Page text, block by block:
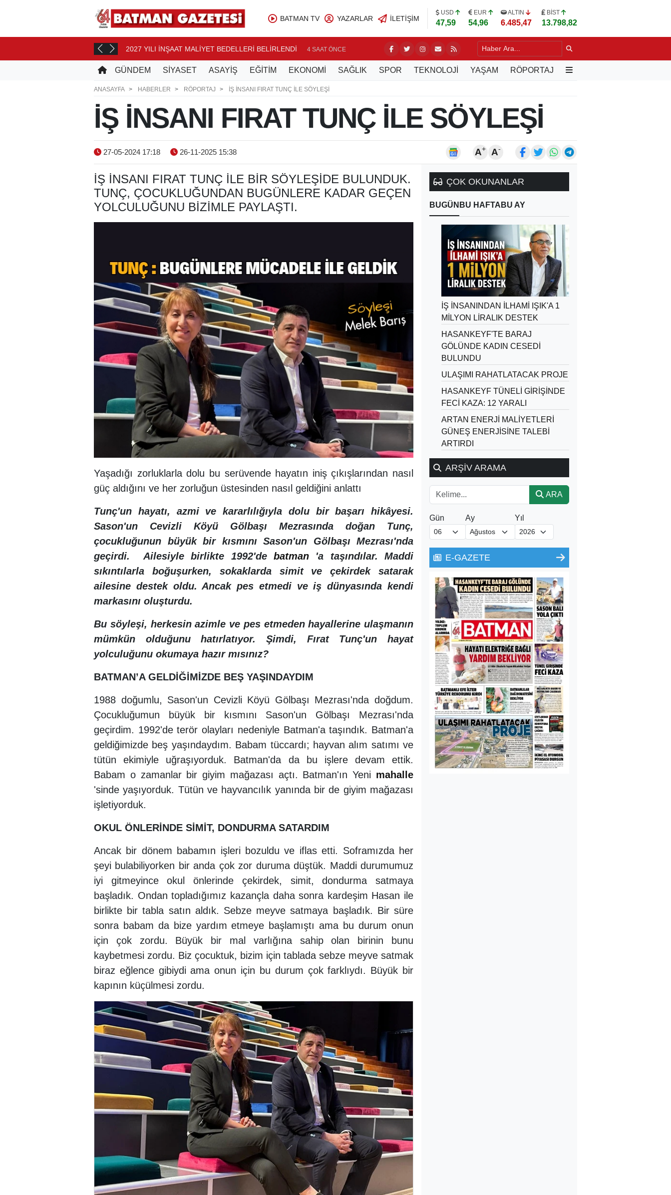
BATMAN TV YAZARLAR İLETIŞIM
USD
47,59
EUR
54,96
ALTIN
6.485,47
BİST
13.798,82
2027 YILI İNŞAAT MALİYET BEDELLERİ BELİRLENDİ 4 SAAT ÖNCE NASIROĞLU, VARŞOVA'DA TÜRK İŞ İNSANLARIYLA BULUŞTU
GÜNDEM SİYASET ASAYİŞ EĞİTİM EKONOMİ SAĞLIK SPOR TEKNOLOJİ YAŞAM RÖPORTAJ
ANASAYFA HABERLER RÖPORTAJ İŞ İNSANI FIRAT TUNÇ İLE SÖYLEŞİ
İŞ İNSANI FIRAT TUNÇ İLE SÖYLEŞİ
27-05-2024 17:18 26-11-2025 15:38 A+ A-
İŞ INSANI FIRAT TUNÇ ILE BIR SÖYLEŞIDE BULUNDUK.
TUNÇ, ÇOCUKLUĞUNDAN BUGÜNLERE KADAR GEÇEN
YOLCULUĞUNU BIZIMLE PAYLAŞTI.
Yaşadığı zorluklarla dolu bu serüvende hayatın iniş çıkışlarından nasıl
güç aldığını ve her zorluğun üstesinden nasıl geldiğini anlattı
Tunç'un hayatı, azmi ve kararlılığıyla dolu bir başarı hikâyesi.
Sason'un Cevizli Köyü Gölbaşı Mezrasında doğan Tunç,
çocukluğunun büyük bir kısmını Sason'un Gölbaşı Mezrası'nda
geçirdi. Ailesiyle birlikte 1992'de batman'a taşındılar. Maddi
sıkıntılarla boğuşurken, sokaklarda simit ve çekirdek satarak
ailesine destek oldu. Ancak pes etmedi ve iş dünyasında kendi
markasını oluşturdu.
Bu söyleşi, herkesin azimle ve pes etmeden hayallerine ulaşmanın
mümkün olduğunu hatırlatıyor. Şimdi, Fırat Tunç'un hayat
yolculuğunu okumaya hazır mısınız?
BATMAN’A GELDİĞİMİZDE BEŞ YAŞINDAYDIM
1988 doğumlu, Sason'un Cevizli Köyü Gölbaşı Mezrası'nda doğdum.
Çocukluğumun büyük bir kısmını Sason'un Gölbaşı Mezrası'nda
geçirdim. 1992'de terör olayları nedeniyle Batman'a taşındık. Batman'a
geldiğimizde beş yaşındaydım. Babam tüccardı; hayvan alım satımı ve
tütün ekimiyle uğraşıyorduk. Batman'da da bu işlere devam ettik.
Babam o zamanlar bir giyim mağazası açtı. Batman'ın Yeni mahalle
'sinde yaşıyorduk. Tütün ve hayvancılık yanında bir de giyim mağazası
işletiyorduk.
OKUL ÖNLERİNDE SİMİT, DONDURMA SATARDIM
Ancak bir dönem babamın işleri bozuldu ve iflas etti. Soframızda her
şeyi bulabiliyorken bir anda çok zor duruma düştük. Maddi durumumuz
iyi gitmeyince okul önlerinde çekirdek, simit, dondurma satmaya
başladık. Ondan topladığımız kazançla daha sonra kardeşim Hasan ile
birlikte bir tabla satın aldık. Sebze meyve satmaya başladık. Bir süre
sonra babam da bize yardım etmeye başlamıştı ama bu durum onun
için çok zordu. Büyük bir mal varlığına sahip olan birinin bunu
kaybetmesi zordu. Biz çocuktuk, bizim için tablada sebze meyve satmak
biraz eğlence gibiydi ama onun için bu durum çok farklıydı. Büyük bir
kapının küçülmesi zordu.
ÇOK OKUNANLAR
BUGÜN BU HAFTA BU AY
İŞ İNSANINDAN İLHAMİ IŞIK'A 1
MİLYON LİRALIK DESTEK
HASANKEYF'TE BARAJ
GÖLÜNDE KADIN CESEDİ
BULUNDU
ULAŞIMI RAHATLATACAK PROJE
HASANKEYF TÜNELİ GİRİŞİNDE
FECİ KAZA: 12 YARALI
ARTAN ENERJİ MALİYETLERİ
GÜNEŞ ENERJİSİNE TALEBİ
ARTIRDI
ARŞİV ARAMA
ARA
Gün Ay Yıl
E-GAZETE